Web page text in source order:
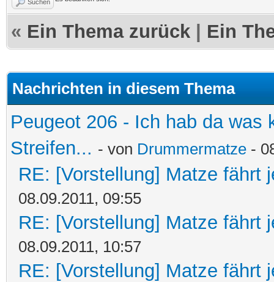
Suchen
« Ein Thema zurück Ein
Nachrichten in diesem Thema
Peugeot 206 - Ich hab da
Streifen... - von Drummermatze -
RE: [Vorstellung] Matze fährt
08.09.2011, 09:55
RE: [Vorstellung] Matze fährt
08.09.2011, 10:57
RE: [Vorstellung] Matze fährt